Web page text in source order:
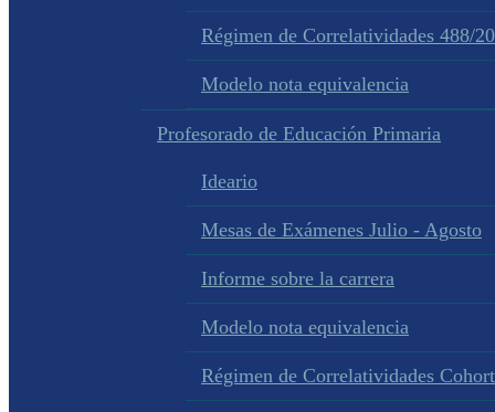
Régimen de Correlatividades 488/
Modelo nota equivalencia
Profesorado de Educación Primaria
Ideario
Mesas de Exámenes Julio - Agosto
Informe sobre la carrera
Modelo nota equivalencia
Régimen de Correlatividades